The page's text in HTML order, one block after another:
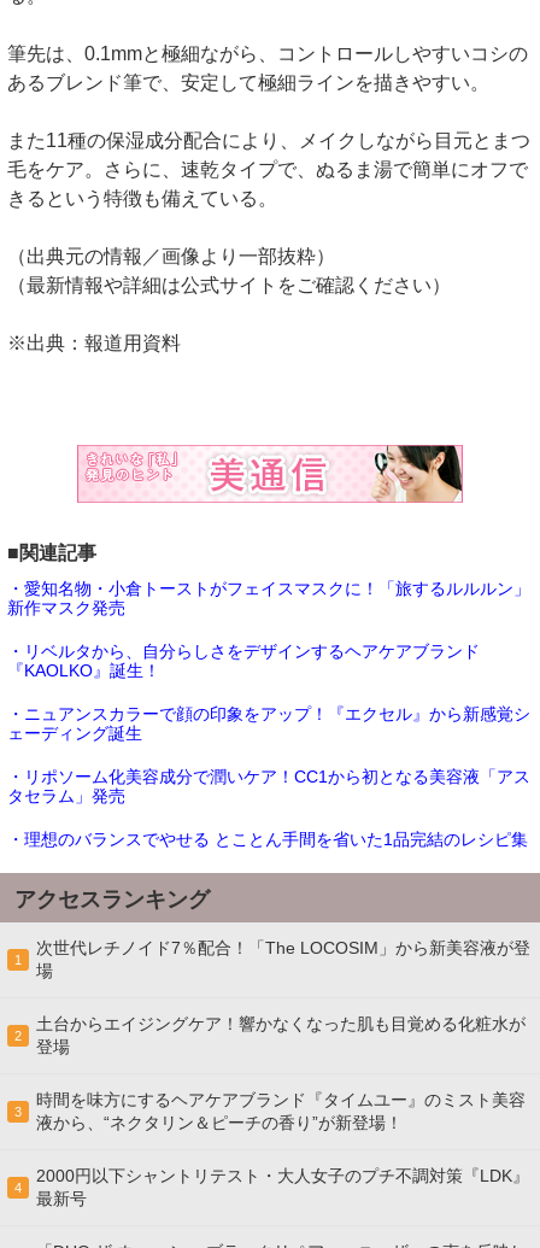
筆先は、0.1mmと極細ながら、コントロールしやすいコシの
あるブレンド筆で、安定して極細ラインを描きやすい。
また11種の保湿成分配合により、メイクしながら目元とまつ
毛をケア。さらに、速乾タイプで、ぬるま湯で簡単にオフで
きるという特徴も備えている。
（出典元の情報／画像より一部抜粋）
（最新情報や詳細は公式サイトをご確認ください）
※出典：報道用資料
■関連記事
・愛知名物・小倉トーストがフェイスマスクに！「旅するルルルン」
新作マスク発売
・リベルタから、自分らしさをデザインするヘアケアブランド
『KAOLKO』誕生！
・ニュアンスカラーで顔の印象をアップ！『エクセル』から新感覚シ
ェーディング誕生
・リポソーム化美容成分で潤いケア！CC1から初となる美容液「アス
タセラム」発売
・理想のバランスでやせる とことん手間を省いた1品完結のレシピ集
アクセスランキング
1
次世代レチノイド7％配合！「The LOCOSIM」から新美容液が登
場
2
土台からエイジングケア！響かなくなった肌も目覚める化粧水が
登場
3
時間を味方にするヘアケアブランド『タイムユー』のミスト美容
液から、“ネクタリン＆ピーチの香り”が新登場！
4
2000円以下シャントリテスト・大人女子のプチ不調対策『LDK』
最新号